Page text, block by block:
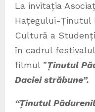
La invitația
Hațegului-Ținutul
Cultură a
în cadrul
filmul ”Ținutul
Daciei străbune”.
“Ținutul